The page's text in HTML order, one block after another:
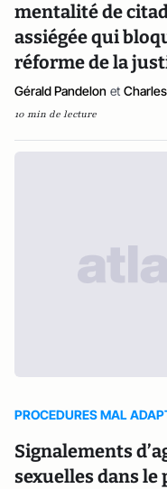
mentalité de
assiégée qui
réforme de la
Gérald Pandelon et
10 min de lecture
PROCEDURES MAL
Signalements
sexuelles dans le